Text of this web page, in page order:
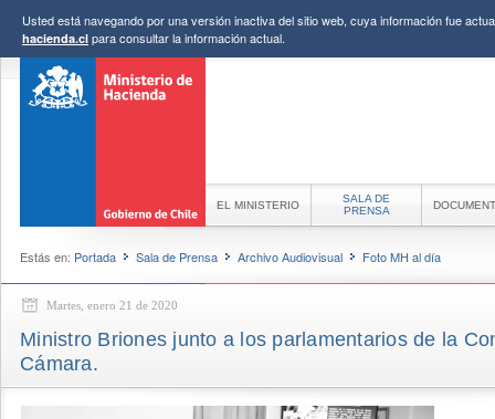
Usted está navegando por una versión inactiva del sitio web, cuya información fue
hacienda.cl para consultar la información actual.
EL MINISTERIO
SALA DE
PRENSA
Estás en: Portada Sala de Prensa Archivo Audiovisual Foto MH al día
Martes, enero 21 de 2020
Ministro Briones junto a los parlamentarios de la
Cámara.